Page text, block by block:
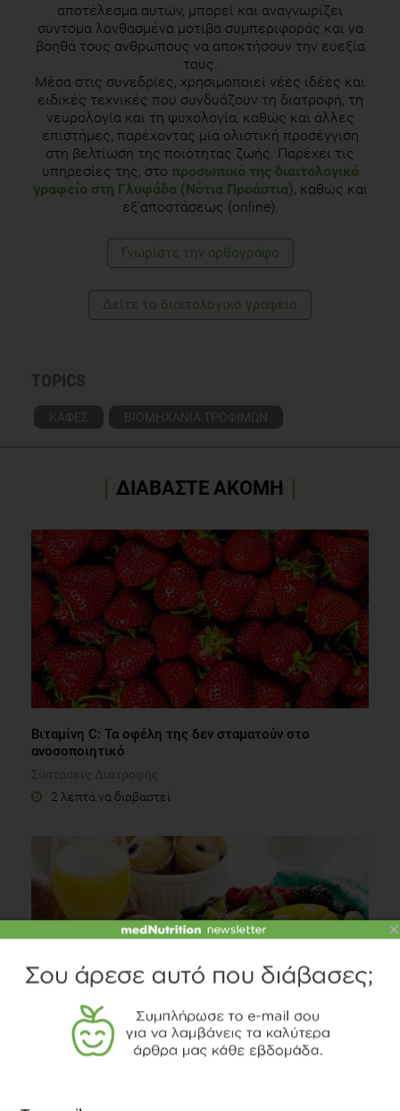
2011 Mar 15;11:96.
Papakonstantinou E, Kechribari I, Sotirakoglou Κ, Tarantilis P,
Gourdomichali T, Michas G, Kravvariti V, Voumvourakis K,
Zampelas A, Acute effects of coffee consumption on self-
reported gastrointestinal symptoms, blood pressure and
stress indices in healthy individuals. Nutr J. 2016 Mar
15;15(1):26.
Quinlan, P.T., et. Al., The acute physiological and mood
effects of tea and coffee: the role of caffeine level. Pharmacol
Lucas M, Mirzaei F, Pan A, Okereke OI, Willett WC, O'Reilly ÉJ,
among women. Arch Intern Med. 2011 Sep 26;171(17):1571-
αποτέλεσμα αυτών, μπορεί και αναγνωρίζει
σύντομα λανθασμένα μοτίβα συμπεριφοράς και να
βοηθά τους ανθρώπους να αποκτήσουν την ευεξία
τους.
Μέσα στις συνεδρίες, χρησιμοποιεί νέες ιδέες και
ειδικές τεχνικές που συνδυάζουν τη διατροφή, τη
νευρολογία και τη ψυχολογία, καθώς και άλλες
επιστήμες, παρέχοντας μία ολιστική προσέγγιση
στη βελτίωση της ποιότητας ζωής. Παρέχει τις
υπηρεσίες της, στο προσωπικό της διαιτολογικό
γραφείο στη Γλυφάδα (Νότια Προάστια) , καθώς και
εξ’αποστάσεως (online).
Γνωρίστε την αρθογράφο
Δείτε το διαιτολογικό γραφείο
TOPICS
ΚΑΦΕΣ ΒΙΟΜΗΧΑΝΙΑ ΤΡΟΦΙΜΩΝ
ΔΙΑΒΑΣΤΕ ΑΚΟΜΗ
Βιταμίνη C: Τα οφέλη της δεν σταματούν στο
ανοσοποιητικό
Συστάσεις Διατροφής
2 λεπτά να διαβαστεί
Το πιάτο του φρούτου έγινε... πιατέλα
×